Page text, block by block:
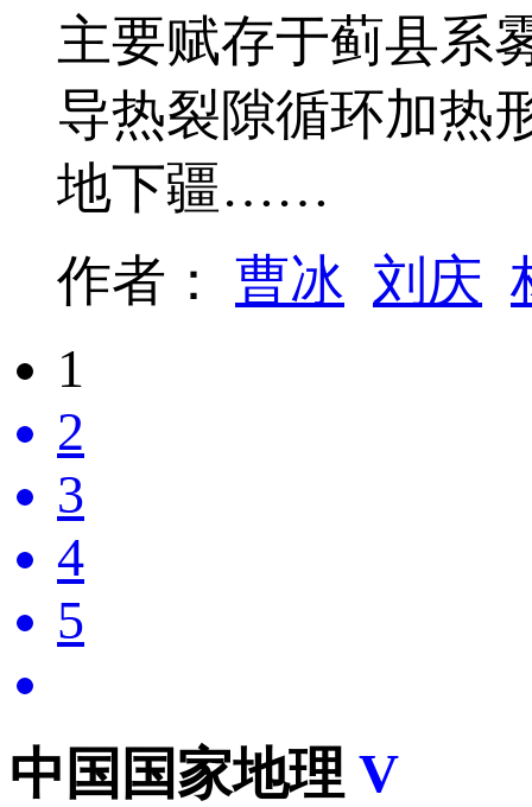
主要赋存于蓟县系
导热裂隙循环加热
地下疆……
作者： 曹冰 刘庆
1
2
3
4
5
中国国家地理 V